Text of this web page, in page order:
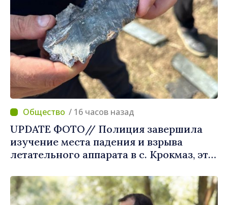
/ 16 часов назад
UPDATE ФОТО// Полиция завершила
изучение места падения и взрыва
летательного аппарата в с. Крокмаз, это